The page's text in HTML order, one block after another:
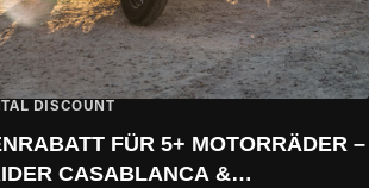
DISCOUNT
FÜR 5+ MOTORRÄDER –
CASABLANCA &